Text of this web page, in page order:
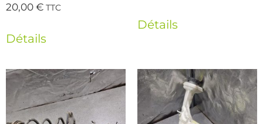
20,00€ TTC
Détails
Détails